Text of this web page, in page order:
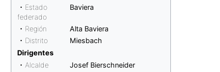
• Estado
federado
Baviera
• Región
Alta Baviera
• Distrito
Miesbach
Dirigentes
• Alcalde
Josef Bierschneider